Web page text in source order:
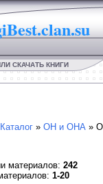
СКАЧАТЬ КНИГИ
Каталог » ОН и ОНА »
материалов: 242
: 1-20